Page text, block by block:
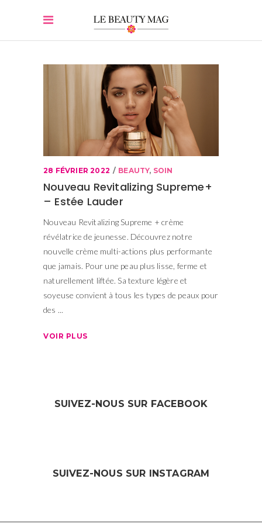
28 FÉVRIER 2022 BEAUTY, SOIN
Nouveau Revitalizing Supreme+
– Estée Lauder
Nouveau Revitalizing Supreme + crème
révélatrice de jeunesse. Découvrez notre
nouvelle crème multi-actions plus performante
que jamais. Pour une peau plus lisse, ferme et
naturellement liftée. Sa texture légère et
soyeuse convient à tous les types de peaux pour
des
VOIR PLUS
SUIVEZ-NOUS SUR FACEBOOK
SUIVEZ-NOUS SUR INSTAGRAM